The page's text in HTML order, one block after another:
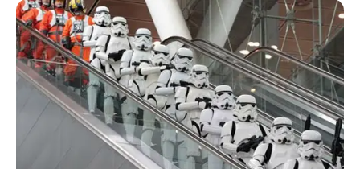
Atlético Nacional se
impuso 2-1 a Unión
Magdalena en Santa
Marta
SANTA FE
Santa Fe no tuvo